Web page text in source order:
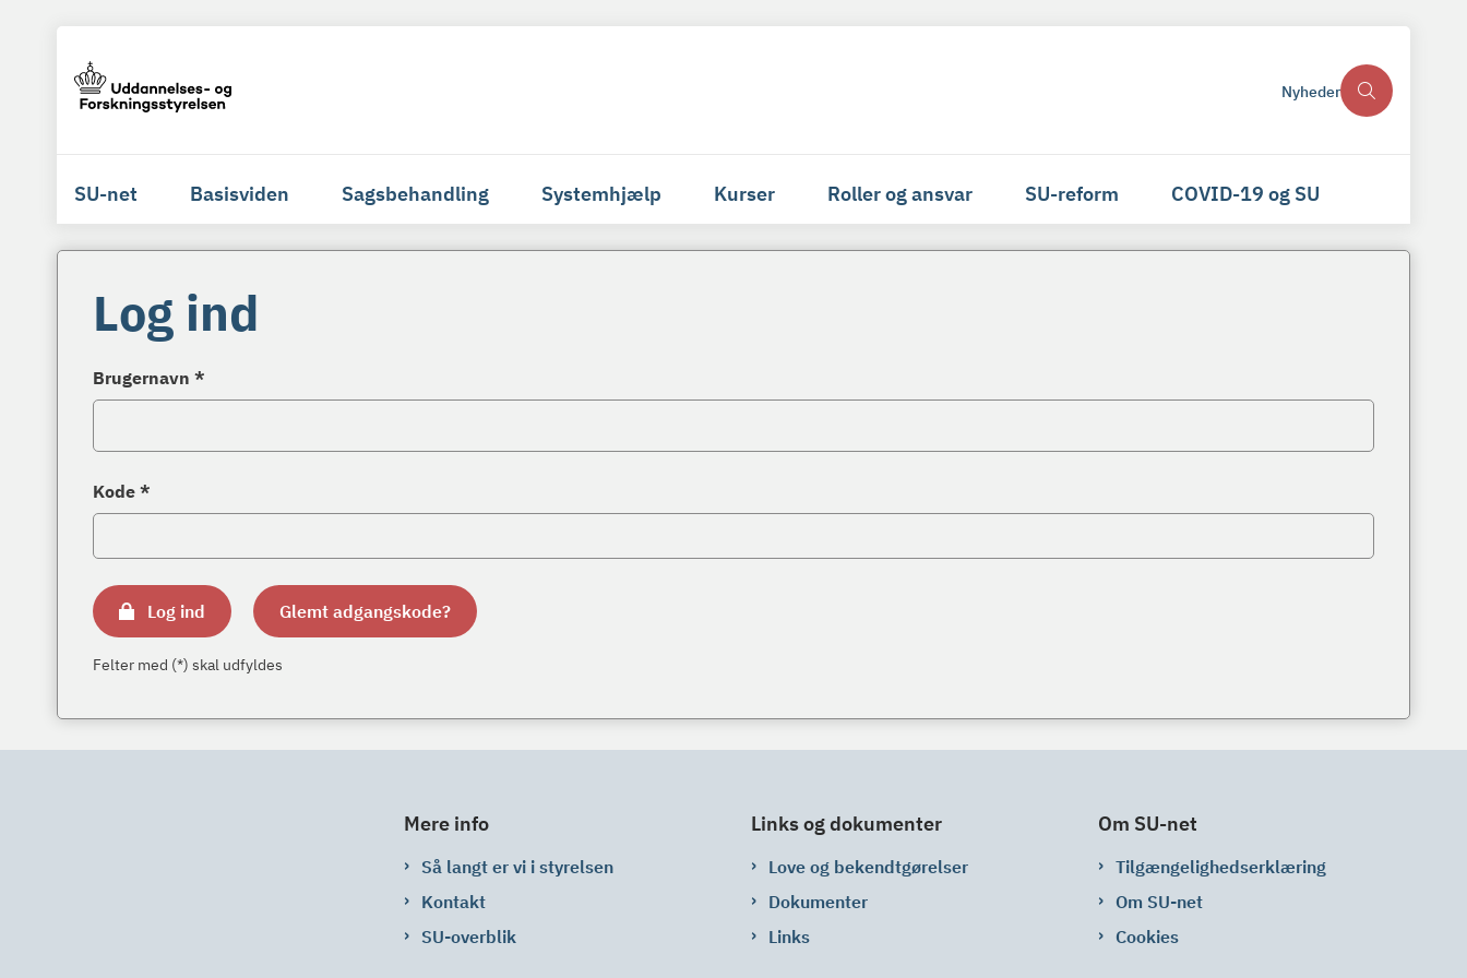
Nyheder
SU-net Basisviden Sagsbehandling Systemhjælp Kurser Roller og ansvar SU-reform COVID-19 og SU
Log ind
Brugernavn *
Kode *
Log ind Glemt adgangskode?
Felter med (*) skal udfyldes
Mere info
Så langt er vi i styrelsen
Kontakt
SU-overblik
Links og dokumenter
Love og bekendtgørelser
Dokumenter
Links
Om SU-net
Tilgængelighedserklæring
Om SU-net
Cookies